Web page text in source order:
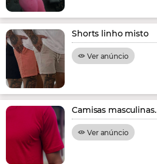
Shorts linho misto
Ver anúncio
Camisas masculinas.
Ver anúncio